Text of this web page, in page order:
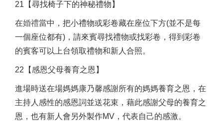
21【尋找椅子下的神秘禮物】
在婚禮當中，把小禮物或彩卷藏在座位下方(並不是每
一個座位都有)，請來賓尋找禮物或找彩卷，得到彩卷
的賓客可以上台領取禮物和新人合照。
22【感恩父母養育之恩】
進場時送在場媽媽康乃馨感謝所有的媽媽養育之恩，在
主持人感性的感恩詞並送花束，藉此感謝父母的養育之
恩，也有新人會另外製作MV，代表自己的感激。